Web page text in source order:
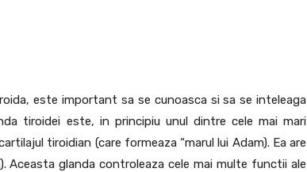
este important sa se cunoasca si sa se inteleaga
tiroidei este, in principiu unul dintre cele mai mari
tiroidian (care formeaza “marul lui Adam). Ea are
glanda controleaza cele mai multe functii ale